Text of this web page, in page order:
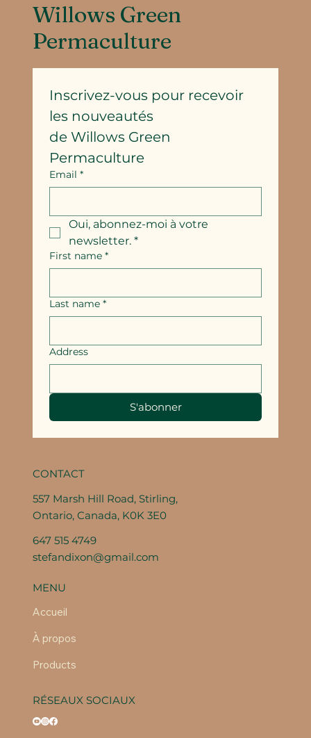
Willows Green
Permaculture
Inscrivez-vous pour recevoir
les nouveautés
de Willows Green
Permaculture
Email *
Oui, abonnez-moi à votre
newsletter. *
First name *
Last name *
Address
S'abonner
CONTACT
557 Marsh Hill Road, Stirling,
Ontario, Canada, K0K 3E0
647 515 4749
stefandixon@gmail.com
MENU
Accueil
À propos
Products
RÉSEAUX SOCIAUX